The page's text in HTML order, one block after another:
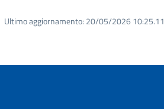
Ultimo aggiornamento: 20/05/2026 10:25.11